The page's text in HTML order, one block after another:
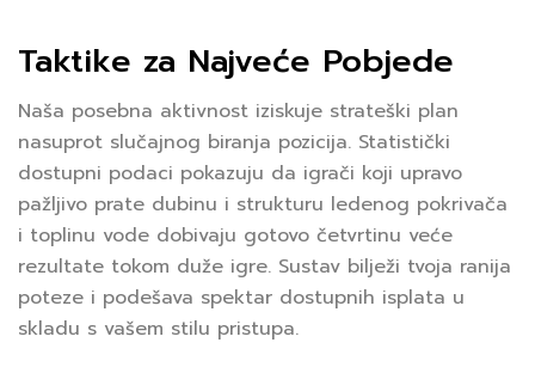
Taktike za Najveće Pobjede
Naša posebna aktivnost iziskuje strateški plan
nasuprot slučajnog biranja pozicija. Statistički
dostupni podaci pokazuju da igrači koji upravo
pažljivo prate dubinu i strukturu ledenog pokrivača
i toplinu vode dobivaju gotovo četvrtinu veće
rezultate tokom duže igre. Sustav bilježi tvoja ranija
poteze i podešava spektar dostupnih isplata u
skladu s vašem stilu pristupa.